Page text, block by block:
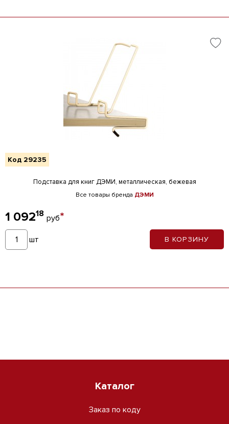
Код 29235
Подставка для книг ДЭМИ, металлическая, бежевая
Все товары бренда ДЭМИ
1 09218 руб*
шт В КОРЗИНУ
Каталог
Заказ по коду